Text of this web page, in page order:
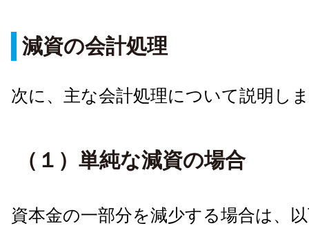
減資の会計処理
次に、主な会計処理について説明し
（１）単純な減資の場合
資本金の一部分を減少する場合は、